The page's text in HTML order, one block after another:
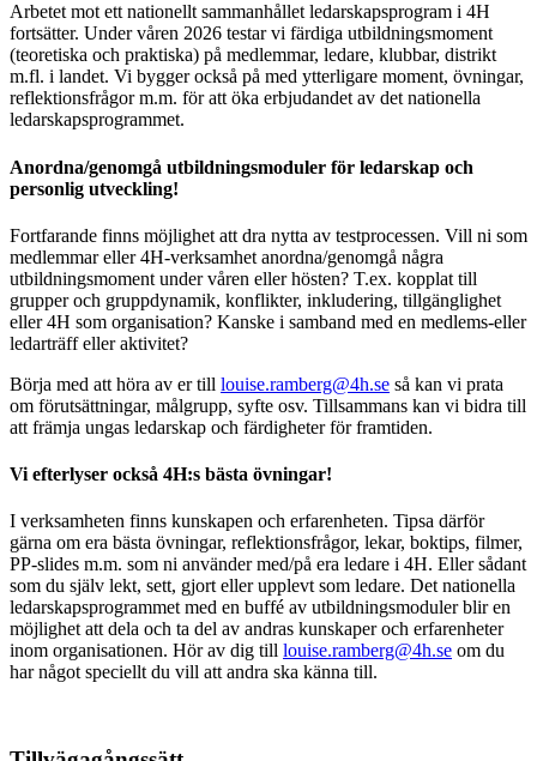
Arbetet mot ett nationellt sammanhållet ledarskapsprogram i 4H
fortsätter. Under våren 2026 testar vi färdiga utbildningsmoment
(teoretiska och praktiska) på medlemmar, ledare, klubbar, distrikt
m.fl. i landet. Vi bygger också på med ytterligare moment, övningar,
reflektionsfrågor m.m. för att öka erbjudandet av det nationella
ledarskapsprogrammet.
Anordna/genomgå utbildningsmoduler för ledarskap och
personlig utveckling!
Fortfarande finns möjlighet att dra nytta av testprocessen. Vill ni som
medlemmar eller 4H-verksamhet anordna/genomgå några
utbildningsmoment under våren eller hösten? T.ex. kopplat till
grupper och gruppdynamik, konflikter, inkludering, tillgänglighet
eller 4H som organisation? Kanske i samband med en medlems-eller
ledarträff eller aktivitet?
Börja med att höra av er till louise.ramberg@4h.se så kan vi prata
om förutsättningar, målgrupp, syfte osv. Tillsammans kan vi bidra till
att främja ungas ledarskap och färdigheter för framtiden.
Vi efterlyser också 4H:s bästa övningar!
I verksamheten finns kunskapen och erfarenheten. Tipsa därför
gärna om era bästa övningar, reflektionsfrågor, lekar, boktips, filmer,
PP-slides m.m. som ni använder med/på era ledare i 4H. Eller sådant
som du själv lekt, sett, gjort eller upplevt som ledare. Det nationella
ledarskapsprogrammet med en buffé av utbildningsmoduler blir en
möjlighet att dela och ta del av andras kunskaper och erfarenheter
inom organisationen. Hör av dig till louise.ramberg@4h.se om du
har något speciellt du vill att andra ska känna till.